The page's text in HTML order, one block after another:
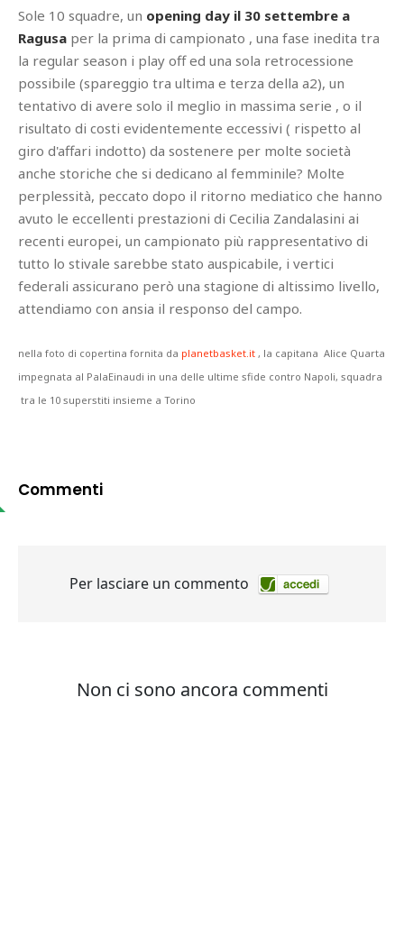
Sole 10 squadre, un opening day il 30 settembre a
Ragusa per la prima di campionato , una fase inedita tra
la regular season i play off ed una sola retrocessione
possibile (spareggio tra ultima e terza della a2), un
tentativo di avere solo il meglio in massima serie , o il
risultato di costi evidentemente eccessivi ( rispetto al
giro d'affari indotto) da sostenere per molte società
anche storiche che si dedicano al femminile? Molte
perplessità, peccato dopo il ritorno mediatico che hanno
avuto le eccellenti prestazioni di Cecilia Zandalasini ai
recenti europei, un campionato più rappresentativo di
tutto lo stivale sarebbe stato auspicabile, i vertici
federali assicurano però una stagione di altissimo livello,
attendiamo con ansia il responso del campo.
nella foto di copertina fornita da planetbasket.it , la capitana Alice Quarta
impegnata al PalaEinaudi in una delle ultime sfide contro Napoli, squadra
tra le 10 superstiti insieme a Torino
Commenti